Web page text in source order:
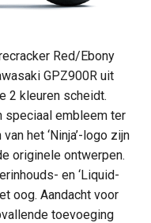
Red/Ebony
GPZ900R uit
2 kleuren scheidt.
speciaal embleem ter
het ‘Ninja’-logo zijn
originele ontwerpen.
en ‘Liquid-
oog. Aandacht voor
toevoeging